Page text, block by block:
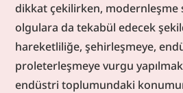
dikkat çekilirken, modernleşme
olgulara da tekabül edecek
hareketliliğe, şehirleşmeye,
proleterleşmeye vurgu
endüstri toplumundaki